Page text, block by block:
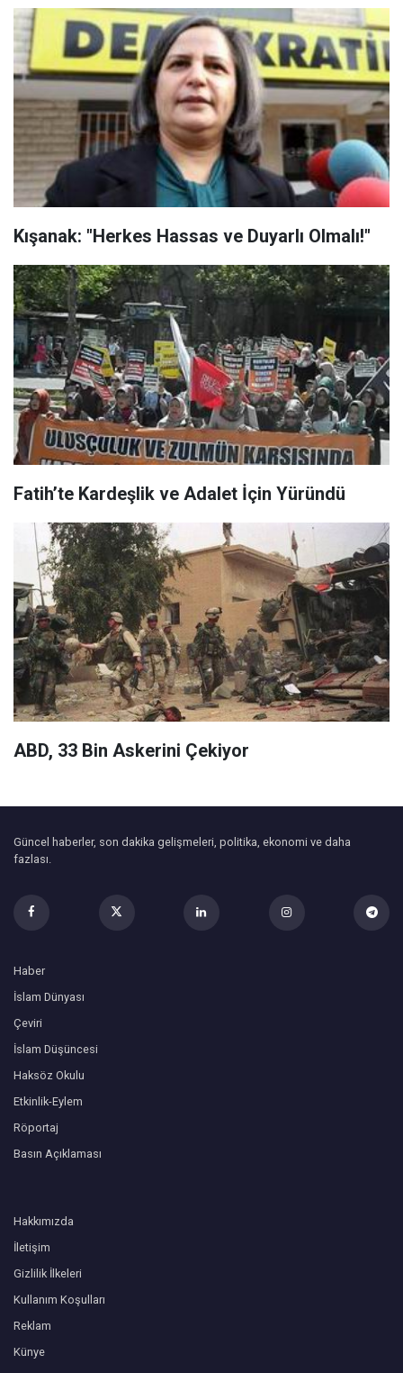
Kışanak: "Herkes Hassas ve Duyarlı Olmalı!"
Fatih’te Kardeşlik ve Adalet İçin Yüründü
ABD, 33 Bin Askerini Çekiyor
Güncel haberler, son dakika gelişmeleri, politika, ekonomi ve daha
fazlası.
Haber
İslam Dünyası
Çeviri
İslam Düşüncesi
Haksöz Okulu
Etkinlik-Eylem
Röportaj
Basın Açıklaması
Hakkımızda
İletişim
Gizlilik İlkeleri
Kullanım Koşulları
Reklam
Künye